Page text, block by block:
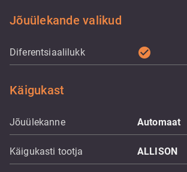
Jõuülekande valikud
Diferentsiaalilukk check_circle
Käigukast
Jõuülekanne Automaat
Käigukasti tootja ALLISON